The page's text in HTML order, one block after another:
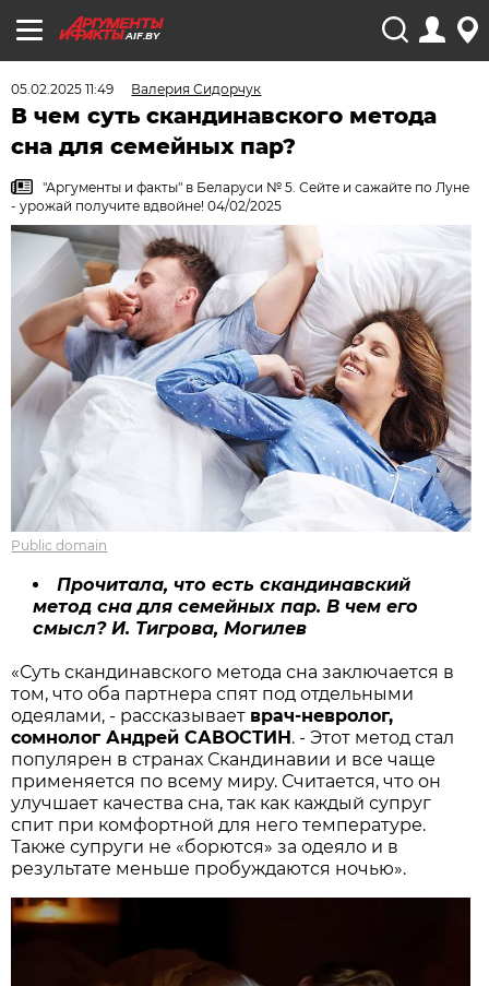
AIF.BY
05.02.2025 11:49 Валерия Сидорчук
В чем суть скандинавского метода
сна для семейных пар?
"Аргументы и факты" в Беларуси № 5. Сейте и сажайте по Луне
- урожай получите вдвойне! 04/02/2025
Public domain
Прочитала, что есть скандинавский
метод сна для семейных пар. В чем его
смысл? И. Тигрова, Могилев
«Суть скандинавского метода сна заключается в
том, что оба партнера спят под отдельными
одеялами, - рассказывает врач-невролог,
сомнолог Андрей САВОСТИН . - Этот метод стал
популярен в странах Скандинавии и все чаще
применяется по всему миру. Считается, что он
улучшает качества сна, так как каждый супруг
спит при комфортной для него температуре.
Также супруги не «борются» за одеяло и в
результате меньше пробуждаются ночью».